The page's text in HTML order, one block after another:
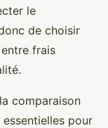
le
de choisir
frais
comparaison
pour